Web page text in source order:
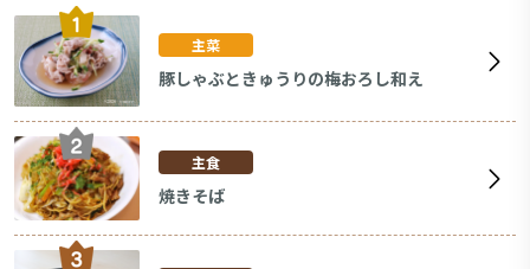
主菜
豚しゃぶときゅうりの梅おろし和え
主食
焼きそば